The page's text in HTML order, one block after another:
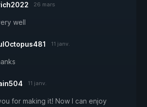
26 mars
well
11 janv.
11 janv.
for making it! Now I can enjoy